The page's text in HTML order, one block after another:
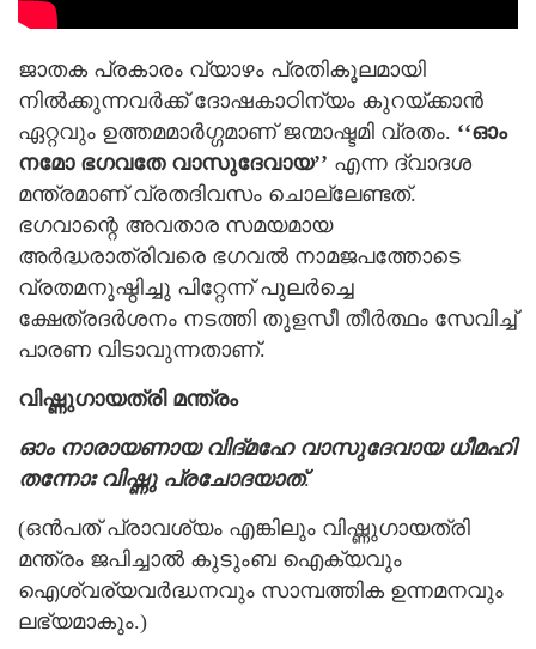
ജാതക പ്രകാരം വ്യാഴം പ്രതികൂലമായി
നിൽക്കുന്നവർക്ക് ദോഷകാഠിന്യം കുറയ്ക്കാൻ
ഏറ്റവും ഉത്തമമാർഗ്ഗമാണ് ജന്മാഷ്ടമി വ്രതം. ‘‘ഓം
നമോ ഭഗവതേ വാസുദേവായ’’ എന്ന ദ്വാദശ
മന്ത്രമാണ് വ്രതദിവസം ചൊല്ലേണ്ടത്.
ഭഗവാന്റെ അവതാര സമയമായ
അർദ്ധരാത്രിവരെ ഭഗവൽ നാമജപത്തോടെ
വ്രതമനുഷ്ഠിച്ചു പിറ്റേന്ന് പുലർച്ചെ
ക്ഷേത്രദർശനം നടത്തി തുളസീ തീർത്ഥം സേവിച്ച്
പാരണ വിടാവുന്നതാണ്.
വിഷ്ണുഗായത്രി മന്ത്രം
ഓം നാരായണായ വിദ്മഹേ വാസുദേവായ ധീമഹി
തന്നോഃ വിഷ്ണു പ്രചോദയാത്.
(ഒൻപത് പ്രാവശ്യം എങ്കിലും വിഷ്ണുഗായത്രി
മന്ത്രം ജപിച്ചാൽ കുടുംബ ഐക്യവും
ഐശ്വര്യവർദ്ധനവും സാമ്പത്തിക ഉന്നമനവും
ലഭ്യമാകും.)